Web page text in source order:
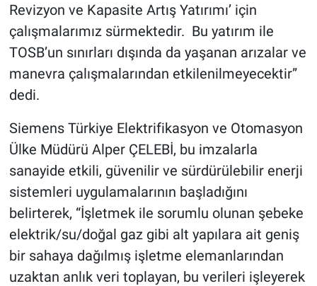
Revizyon ve Kapasite Artış Yatırımı’ için
çalışmalarımız sürmektedir. Bu yatırım ile
TOSB’un sınırları dışında da yaşanan arızalar ve
manevra çalışmalarından etkilenilmeyecektir”
dedi.
Siemens Türkiye Elektrifikasyon ve Otomasyon
Ülke Müdürü Alper ÇELEBİ, bu imzalarla
sanayide etkili, güvenilir ve sürdürülebilir enerji
sistemleri uygulamalarının başladığını
belirterek, “İşletmek ile sorumlu olunan şebeke
elektrik/su/doğal gaz gibi alt yapılara ait geniş
bir sahaya dağılmış işletme elemanlarından
uzaktan anlık veri toplayan, bu verileri işleyerek